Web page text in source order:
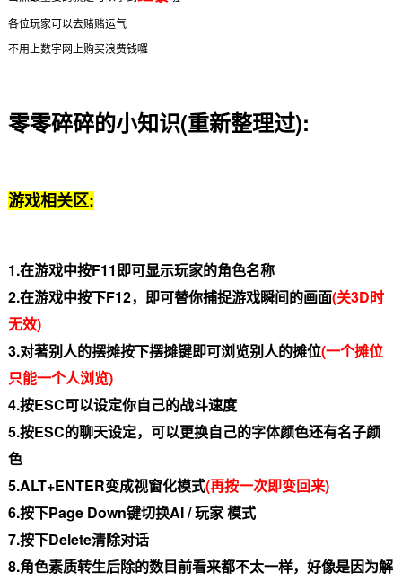
各位玩家可以去赌赌运气
不用上数字网上购买浪费钱囉
零零碎碎的小知识(重新整理过):
游戏相关区:
1.在游戏中按F11即可显示玩家的角色名称
2.在游戏中按下F12，即可替你捕捉游戏瞬间的画面(关3D时
无效)
3.对著别人的摆摊按下摆摊键即可浏览别人的摊位(一个摊位
只能一个人浏览)
4.按ESC可以设定你自己的战斗速度
5.按ESC的聊天设定，可以更换自己的字体颜色还有名子颜
色
5.ALT+ENTER变成视窗化模式(再按一次即变回来)
6.按下Page Down键切换AI / 玩家 模式
7.按下Delete清除对话
8.角色素质转生后除的数目前看来都不太一样，好像是因为解